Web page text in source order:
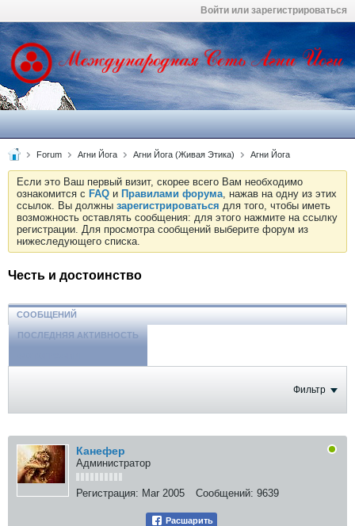
Войти или зарегистрироваться
Forum Агни Йога Агни Йога (Живая Этика) Агни Йога
Если это Ваш первый визит, скорее всего Вам необходимо
ознакомится с FAQ и Правилами форума, нажав на одну из этих
ссылок. Вы должны зарегистрироваться для того, чтобы иметь
возможность оставлять сообщения: для этого нажмите на ссылку
регистрации. Для просмотра сообщений выберите форум из
нижеследующего списка.
Честь и достоинство
СООБЩЕНИЙ
ПОСЛЕДНЯЯ АКТИВНОСТЬ
Фильтр
Канефер
Администратор
Регистрация: Mar 2005 Сообщений: 9639
Расшарить